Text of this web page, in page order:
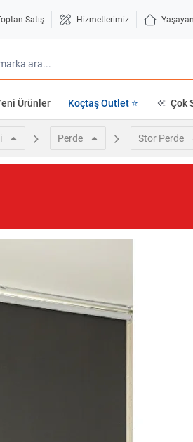
Satış Hizmetlerimiz
Ürünler Koçtaş Outlet ⭐ Çok
Perde Stor Perde